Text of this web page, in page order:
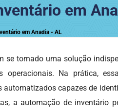
em
em Anadia - AL
se tornado uma solução
operacionais. Na prática,
automatizados capazes de
a automação de inventário